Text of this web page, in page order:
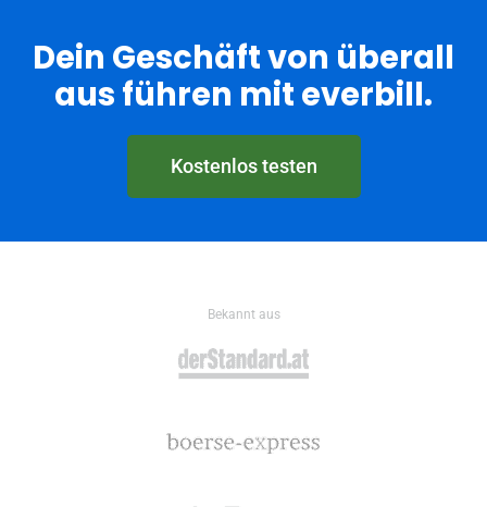
Dein Geschäft von überall
aus führen mit everbill.
Kostenlos testen
Bekannt aus